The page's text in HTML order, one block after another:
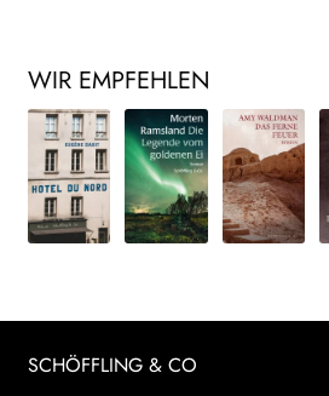
WIR EMPFEHLEN
SCHÖFFLING & CO